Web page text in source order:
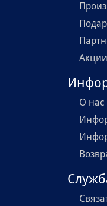
Акции
О нас